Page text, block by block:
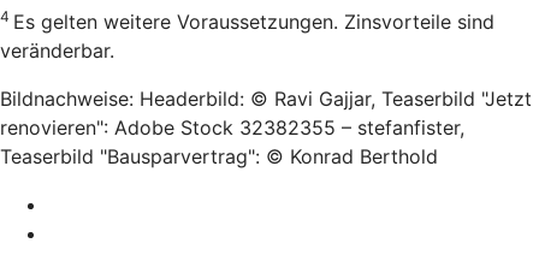
4 Es gelten weitere Voraussetzungen. Zinsvorteile sind
veränderbar.
Bildnachweise: Headerbild: © Ravi Gajjar, Teaserbild "Jetzt
renovieren": Adobe Stock 32382355 – stefanfister,
Teaserbild "Bausparvertrag": © Konrad Berthold